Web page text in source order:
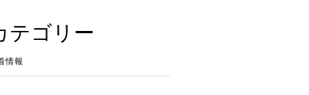
テゴリー
情報